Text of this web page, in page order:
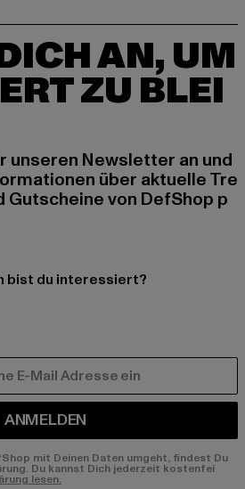
AN, UM
ZU BLEI
unseren Newsletter an und
über aktuelle Tre
Gutscheine von DefShop p
bist du interessiert?
ANMELDEN
mit Deinen Daten umgeht, findest Du
Du kannst Dich jederzeit kostenfei
lesen.